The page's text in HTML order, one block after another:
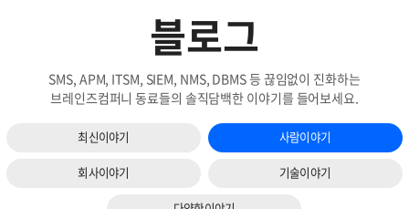
블로그
SMS, APM, ITSM, SIEM, NMS, DBMS 등 끊임없이 진화하는
브레인즈컴퍼니 동료들의 솔직담백한 이야기를 들어보세요.
최신이야기 사람이야기
회사이야기 기술이야기